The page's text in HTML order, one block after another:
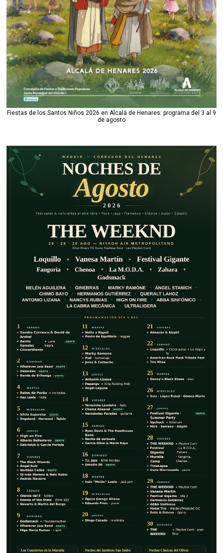
Fiestas de los Santos Niños 2026 en Alcalá de Henares: programa del 3 al 9
de agosto